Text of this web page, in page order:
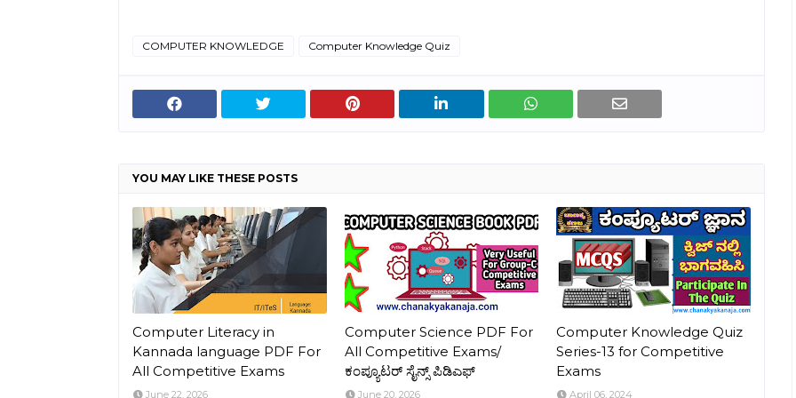
COMPUTER KNOWLEDGE Computer Knowledge Quiz
YOU MAY LIKE THESE POSTS
Computer Literacy in
Kannada language PDF For
All Competitive Exams
June 22, 2026
Computer Science PDF For
All Competitive Exams/
ಕಂಪ್ಯೂಟರ್ ಸೈನ್ಸ್ ಪಿಡಿಎಫ್
June 20, 2026
Computer Knowledge Quiz
Series-13 for Competitive
Exams
April 06, 2024